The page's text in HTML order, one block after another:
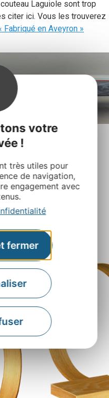
votre
!
très utiles pour
de navigation,
engagement avec
fermer
Laguiole sont trop
citer ici. Vous les trouverez
Fabriqué en Aveyron »
et lampes en bois